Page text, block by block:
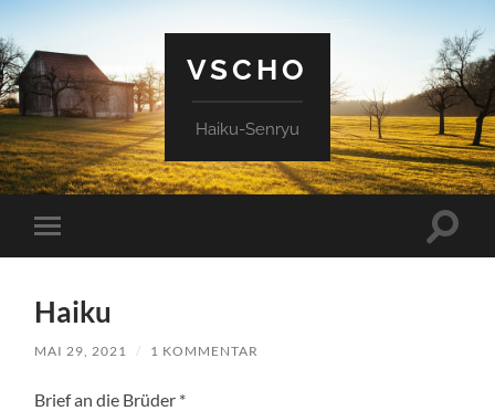
VSCHO
Haiku-Senryu
Mobile-
Menü
Haiku
MAI 29, 2021 / 1 KOMMENTAR
Brief an die Brüder *